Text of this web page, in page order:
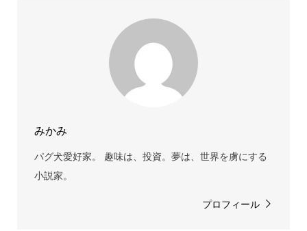
みかみ
パグ犬愛好家。 趣味は、投資。夢は、世界を虜にする
小説家。
プロフィール